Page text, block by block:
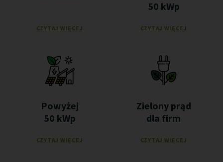
CZYTAJ WIĘCEJ
50 kWp
CZYTAJ WIĘCEJ
Powyżej
50 kWp
CZYTAJ WIĘCEJ
Zielony prąd
dla firm
CZYTAJ WIĘCEJ